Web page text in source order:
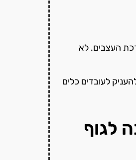
העצבים. לא
לעובדים כלים
לגוף